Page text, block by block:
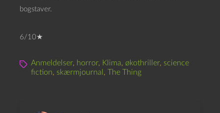
bogstaver.
6/10★
Anmeldelser, horror, Klima, økothriller, science
fiction, skærmjournal , The Thing